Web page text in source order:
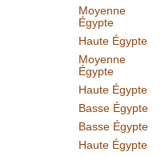
Moyenne
Égypte
Haute Égypte
Moyenne
Égypte
Haute Égypte
Basse Égypte
Basse Égypte
Haute Égypte